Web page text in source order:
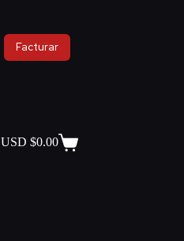
Facturar
USD $0.00